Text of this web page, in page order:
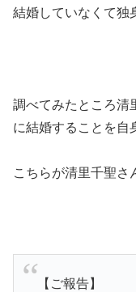
結婚していなくて独
調べてみたところ清
に結婚することを自
こちらが清里千聖さ
【ご報告】